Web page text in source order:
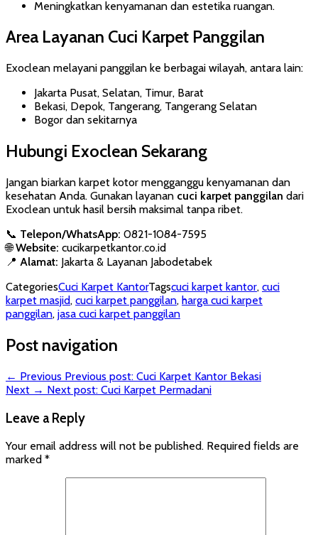
Meningkatkan kenyamanan dan estetika ruangan.
Area Layanan Cuci Karpet Panggilan
Exoclean melayani panggilan ke berbagai wilayah, antara lain:
Jakarta Pusat, Selatan, Timur, Barat
Bekasi, Depok, Tangerang, Tangerang Selatan
Bogor dan sekitarnya
Hubungi Exoclean Sekarang
Jangan biarkan karpet kotor mengganggu kenyamanan dan
kesehatan Anda. Gunakan layanan cuci karpet panggilan dari
Exoclean untuk hasil bersih maksimal tanpa ribet.
📞 Telepon/WhatsApp: 0821-1084-7595
🌐Website: cucikarpetkantor.co.id
📍 Alamat: Jakarta & Layanan Jabodetabek
CategoriesCuci Karpet KantorTagscuci karpet kantor, cuci
karpet masjid, cuci karpet panggilan, harga cuci karpet
panggilan, jasa cuci karpet panggilan
Post navigation
← Previous Previous post: Cuci Karpet Kantor Bekasi
Next → Next post: Cuci Karpet Permadani
Leave a Reply
Your email address will not be published. Required fields are
marked *